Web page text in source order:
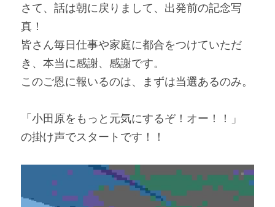
さて、話は朝に戻りまして、出発前の記念写
真！
皆さん毎日仕事や家庭に都合をつけていただ
き、本当に感謝、感謝です。
このご恩に報いるのは、まずは当選あるのみ。
「小田原をもっと元気にするぞ！オー！！」
の掛け声でスタートです！！